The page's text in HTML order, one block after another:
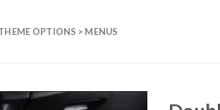
OPTIONS > MENUS